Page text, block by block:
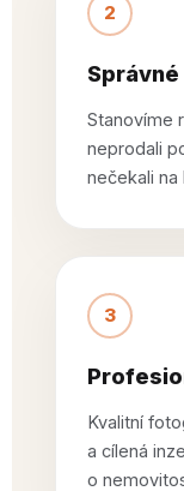
2
Stanovíme
neprodali
nečekali na
3
Kvalitní
a cílená
o